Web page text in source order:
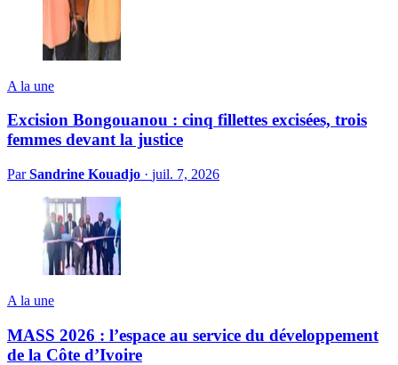
A la une
Excision Bongouanou : cinq fillettes excisées, trois
femmes devant la justice
ParSandrine Kouadjo · juil. 7, 2026
A la une
MASS 2026 : l’espace au service du développement
de la Côte d’Ivoire